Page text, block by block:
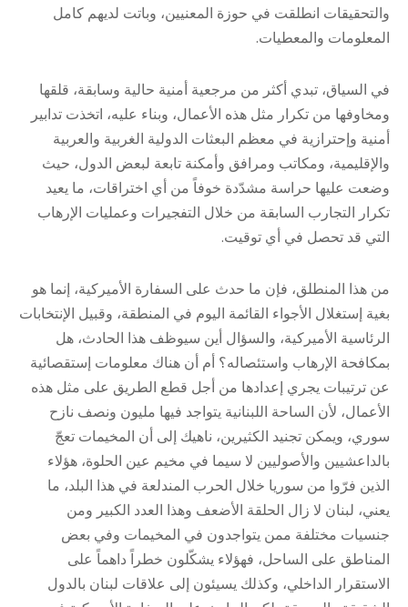
والتحقيقات انطلقت في حوزة المعنيين، وباتت لديهم كامل
المعلومات والمعطيات.
في السياق، تبدي أكثر من مرجعية أمنية حالية وسابقة، قلقها
ومخاوفها من تكرار مثل هذه الأعمال، وبناء عليه، اتخذت تدابير
أمنية وإحترازية في معظم البعثات الدولية الغربية والعربية
والإقليمية، ومكاتب ومرافق وأمكنة تابعة لبعض الدول، حيث
وضعت عليها حراسة مشدّدة خوفاً من أي اختراقات، ما يعيد
تكرار التجارب السابقة من خلال التفجيرات وعمليات الإرهاب
التي قد تحصل في أي توقيت.
من هذا المنطلق، فإن ما حدث على السفارة الأميركية، إنما هو
بغية إستغلال الأجواء القائمة اليوم في المنطقة، وقبيل الإنتخابات
الرئاسية الأميركية، والسؤال أين سيوظف هذا الحادث، هل
بمكافحة الإرهاب واستئصاله؟ أم أن هناك معلومات إستقصائية
عن ترتيبات يجري إعدادها من أجل قطع الطريق على مثل هذه
الأعمال، لأن الساحة اللبنانية يتواجد فيها مليون ونصف نازح
سوري، ويمكن تجنيد الكثيرين، ناهيك إلى أن المخيمات تعجّ
بالداعشيين والأصوليين لا سيما في مخيم عين الحلوة، هؤلاء
الذين فرّوا من سوريا خلال الحرب المندلعة في هذا البلد، ما
يعني، لبنان لا زال الحلقة الأضعف وهذا العدد الكبير ومن
جنسيات مختلفة ممن يتواجدون في المخيمات وفي بعض
المناطق على الساحل، فهؤلاء يشكّلون خطراً داهماً على
الاستقرار الداخلي، وكذلك يسيئون إلى علاقات لبنان بالدول